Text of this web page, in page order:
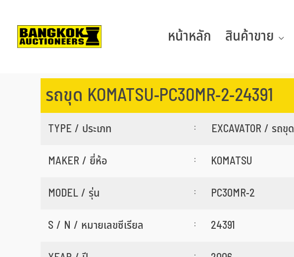
หน้าหลัก สินค้าขาย
รถขุด KOMATSU-PC30MR-2-24391
TYPE / ประเภท : EXCAVATOR / รถขุด
MAKER / ยี่ห้อ
:
KOMATSU
MODEL / รุ่น
:
PC30MR-2
S / N / หมายเลขซีเรียล
:
24391